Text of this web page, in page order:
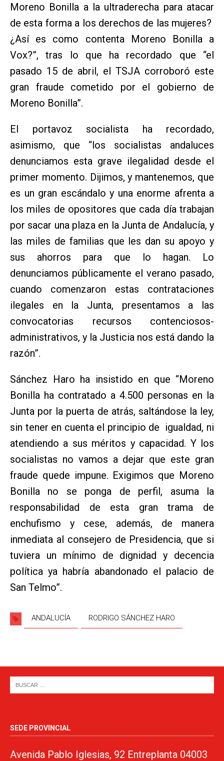
Moreno Bonilla a la ultraderecha para atacar
de esta forma a los derechos de las mujeres?
¿Así es como contenta Moreno Bonilla a
Vox?”, tras lo que ha recordado que “el
pasado 15 de abril, el TSJA corroboró este
gran fraude cometido por el gobierno de
Moreno Bonilla”.
El portavoz socialista ha recordado,
asimismo, que “los socialistas andaluces
denunciamos esta grave ilegalidad desde el
primer momento. Dijimos, y mantenemos, que
es un gran escándalo y una enorme afrenta a
los miles de opositores que cada día trabajan
por sacar una plaza en la Junta de Andalucía, y
las miles de familias que les dan su apoyo y
sus ahorros para que lo hagan. Lo
denunciamos públicamente el verano pasado,
cuando comenzaron estas contrataciones
ilegales en la Junta, presentamos a las
convocatorias recursos contenciosos-
administrativos, y la Justicia nos está dando la
razón”.
Sánchez Haro ha insistido en que “Moreno
Bonilla ha contratado a 4.500 personas en la
Junta por la puerta de atrás, saltándose la ley,
sin tener en cuenta el principio de igualdad, ni
atendiendo a sus méritos y capacidad. Y los
socialistas no vamos a dejar que este gran
fraude quede impune. Exigimos que Moreno
Bonilla no se ponga de perfil, asuma la
responsabilidad de esta gran trama de
enchufismo y cese, además, de manera
inmediata al consejero de Presidencia, que si
tuviera un mínimo de dignidad y decencia
política ya habría abandonado el palacio de
San Telmo”.
ANDALUCÍA RODRIGO SÁNCHEZ HARO
SEDE PROVINCIAL
Avenida Pablo Iglesias, 92 Entreplanta 04003